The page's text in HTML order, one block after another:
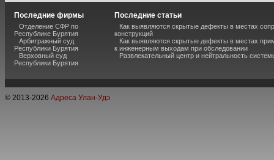
Последние фирмы
Отделение СФР по
Республике Бурятия
Арбитражный суд
Республики Бурятия
Верховный суд
Республики Бурятия
Последние статьи
Как выявляются скрытые дефекты в местах
конструкций
Как выявляются скрытые дефекты в местах
к инженерным выходам при обследовании
Развлекательный центр и нейтральность
© 2013-2026 Адреса Улан-Удэ